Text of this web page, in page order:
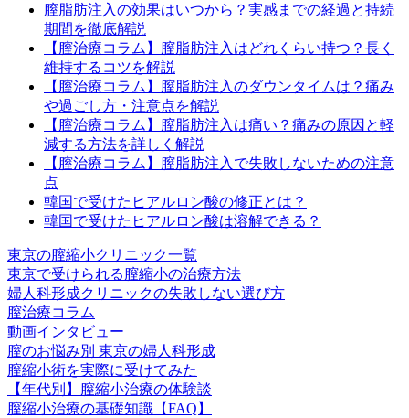
膣脂肪注入の効果はいつから？実感までの経過と持続
期間を徹底解説
【膣治療コラム】膣脂肪注入はどれくらい持つ？長く
維持するコツを解説
【膣治療コラム】膣脂肪注入のダウンタイムは？痛み
や過ごし方・注意点を解説
【膣治療コラム】膣脂肪注入は痛い？痛みの原因と軽
減する方法を詳しく解説
【膣治療コラム】膣脂肪注入で失敗しないための注意
点
韓国で受けたヒアルロン酸の修正とは？
韓国で受けたヒアルロン酸は溶解できる？
東京の膣縮小クリニック一覧
東京で受けられる膣縮小の治療方法
婦人科形成クリニックの失敗しない選び方
膣治療コラム
動画インタビュー
膣のお悩み別 東京の婦人科形成
膣縮小術を実際に受けてみた
【年代別】膣縮小治療の体験談
膣縮小治療の基礎知識【FAQ】